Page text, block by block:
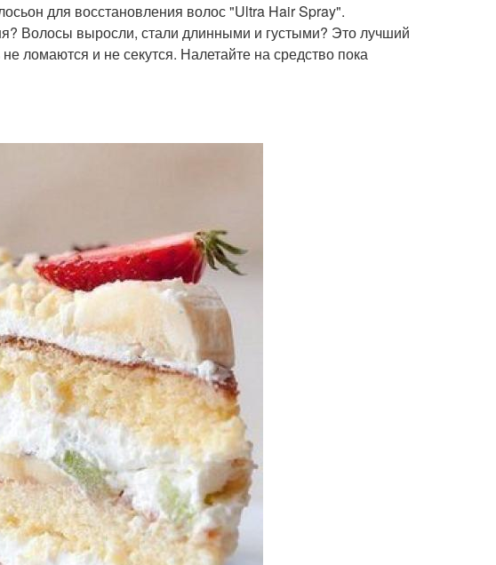
для восстановления волос "Ultra Hair Spray".
Волосы выросли, стали длинными и густыми? Это лучший
ломаются и не секутся. Налетайте на средство пока